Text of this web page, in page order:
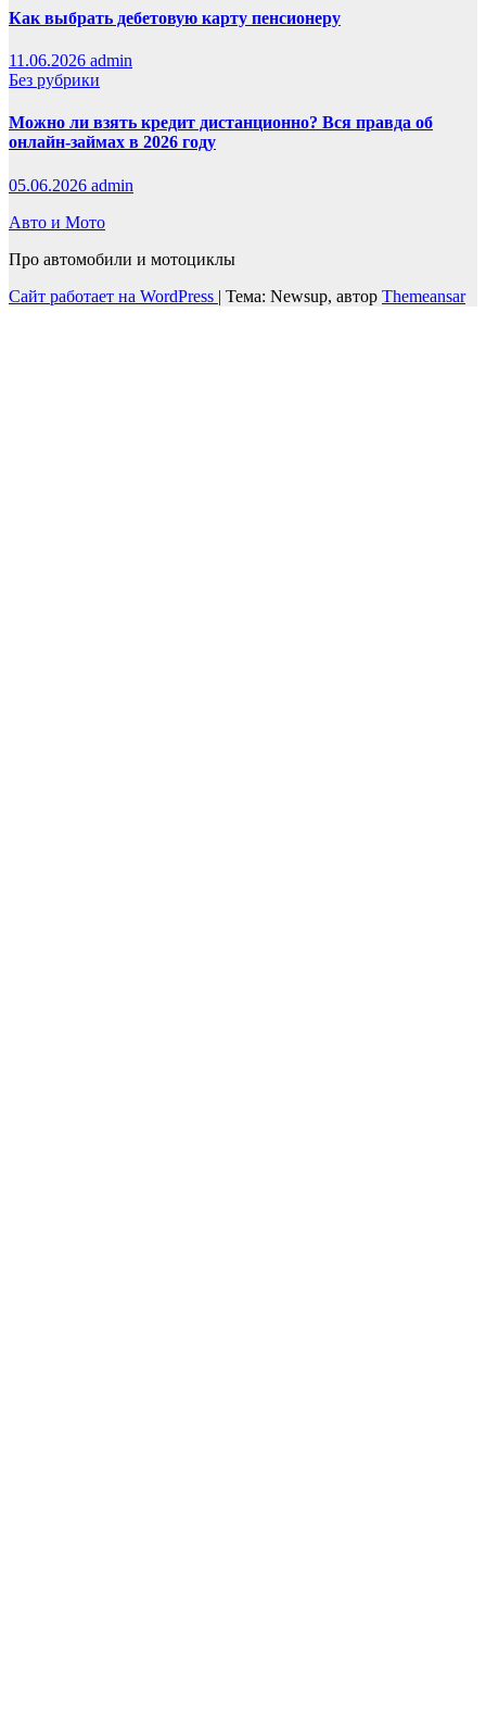
Как выбрать дебетовую карту пенсионеру
11.06.2026 admin
Без рубрики
Можно ли взять кредит дистанционно? Вся правда об
онлайн-займах в 2026 году
05.06.2026 admin
Авто и Мото
Про автомобили и мотоциклы
Сайт работает на WordPress | Тема: Newsup, автор Themeansar